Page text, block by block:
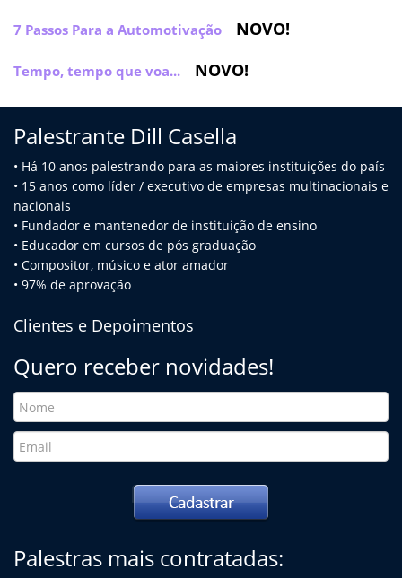
7 Passos Para a Automotivação NOVO!
Tempo, tempo que voa... NOVO!
Palestrante Dill Casella
• Há 10 anos palestrando para as maiores instituições do país
• 15 anos como líder / executivo de empresas multinacionais e
nacionais
• Fundador e mantenedor de instituição de ensino
• Educador em cursos de pós graduação
• Compositor, músico e ator amador
• 97% de aprovação
Clientes e Depoimentos
Quero receber novidades!
Palestras mais contratadas: